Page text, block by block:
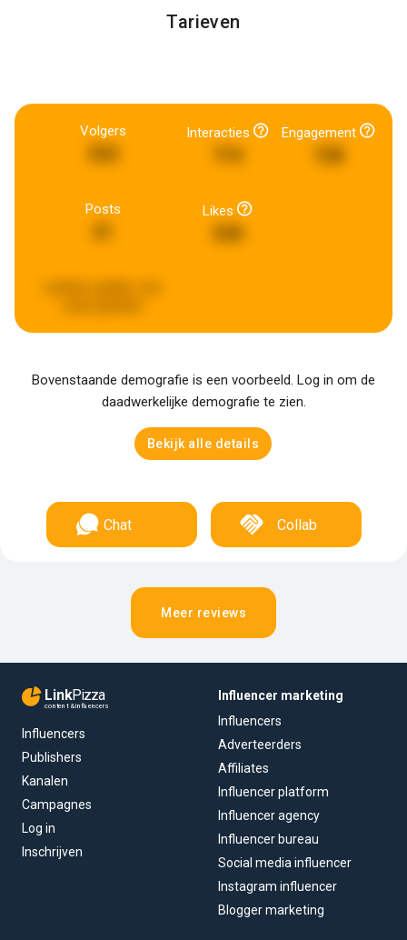
Tarieven
Volgers Interacties Engagement
Posts Likes
Bovenstaande demografie is een voorbeeld. Log in om de
daadwerkelijke demografie te zien.
Bekijk alle details
Chat Collab
Meer reviews
LinkPizza
content & influencers
Influencers
Publishers
Kanalen
Campagnes
Log in
Inschrijven
Influencer marketing
Influencers
Adverteerders
Affiliates
Influencer platform
Influencer agency
Influencer bureau
Social media influencer
Instagram influencer
Blogger marketing